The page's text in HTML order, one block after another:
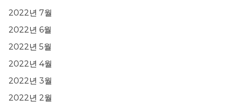
2022년 7월
2022년 6월
2022년 5월
2022년 4월
2022년 3월
2022년 2월